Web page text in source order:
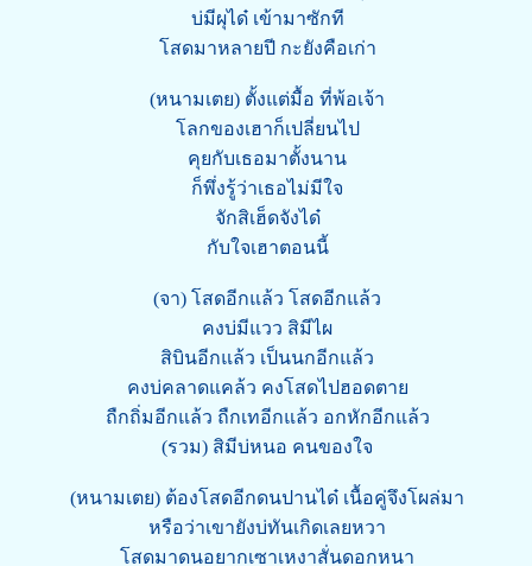
บ่มีผุได๋ เข้ามาซักที
โสดมาหลายปี กะยังคือเก่า
(หนามเตย) ตั้งแต่มื้อ ที่พ้อเจ้า
โลกของเฮาก็เปลี่ยนไป
คุยกับเธอมาตั้งนาน
ก็พึ่งรู้ว่าเธอไม่มีใจ
จักสิเฮ็ดจังได๋
กับใจเฮาตอนนี้
(จา) โสดอีกแล้ว โสดอีกแล้ว
คงบ่มีแวว สิมีไผ
สิบินอีกแล้ว เป็นนกอีกแล้ว
คงบ่คลาดแคล้ว คงโสดไปฮอดตาย
ถืกถิ่มอีกแล้ว ถืกเทอีกแล้ว อกหักอีกแล้ว
(รวม) สิมีบ่หนอ คนของใจ
(หนามเตย) ต้องโสดอีกดนปานได๋ เนื้อคู่จึงโผล่มา
หรือว่าเขายังบ่ทันเกิดเลยหวา
โสดมาดนอยากเซาเหงาสั่นดอกหนา